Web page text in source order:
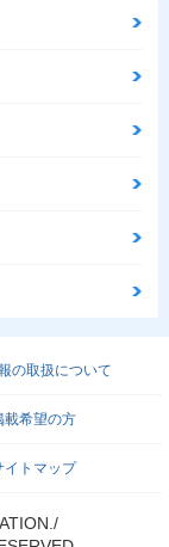
の取扱について
載希望の方
イトマップ